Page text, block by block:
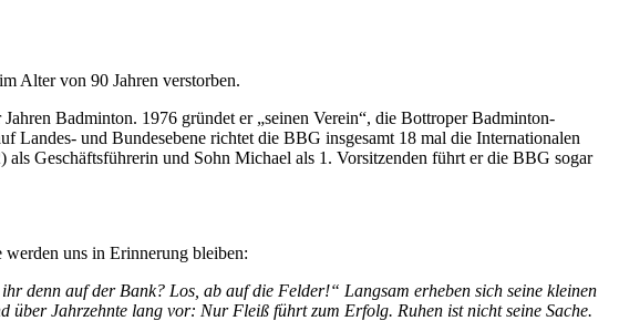
Alter von 90 Jahren verstorben.
Badminton. 1976 gründet er „seinen Verein“, die Bottroper Badminton-
Landes- und Bundesebene richtet die BBG insgesamt 18 mal die Internationalen
Geschäftsführerin und Sohn Michael als 1. Vorsitzenden führt er die BBG sogar
uns in Erinnerung bleiben:
denn auf der Bank? Los, ab auf die Felder!“ Langsam erheben sich seine kleinen
Jahrzehnte lang vor: Nur Fleiß führt zum Erfolg. Ruhen ist nicht seine Sache.